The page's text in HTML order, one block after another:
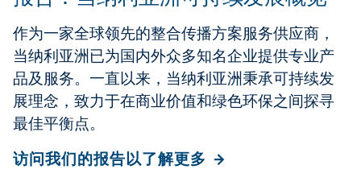
作为一家全球领先的整合传播方案服务供应商，
当纳利亚洲已为国内外众多知名企业提供专业产
品及服务。一直以来，当纳利亚洲秉承可持续发
展理念，致力于在商业价值和绿色环保之间探寻
最佳平衡点。
访问我们的报告以了解更多